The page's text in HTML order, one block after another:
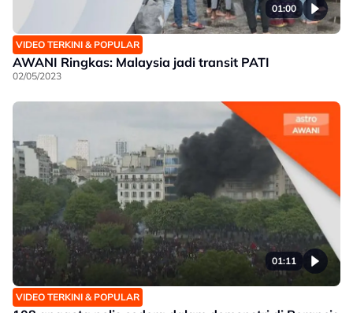
01:00
VIDEO TERKINI & POPULAR
AWANI Ringkas: Malaysia jadi transit PATI
02/05/2023
01:11
VIDEO TERKINI & POPULAR